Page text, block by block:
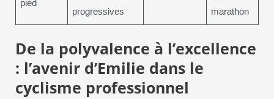
pied
progressives
marathon
De la polyvalence à l’excellence
: l’avenir d’Emilie dans le
cyclisme professionnel